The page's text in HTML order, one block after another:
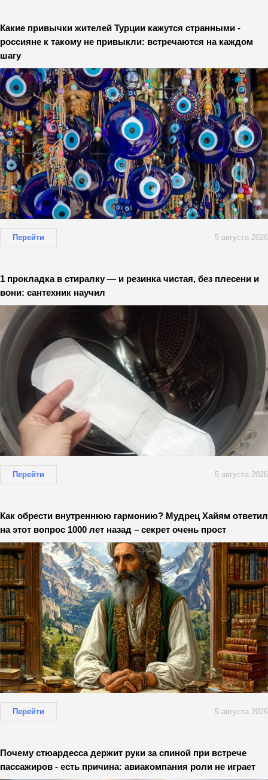
Какие привычки жителей Турции кажутся странными -
россияне к такому не привыкли: встречаются на каждом
шагу
Перейти 5 августа 2026
1 прокладка в стиралку — и резинка чистая, без плесени и
вони: сантехник научил
Перейти 5 августа 2026
Как обрести внутреннюю гармонию? Мудрец Хайям ответил
на этот вопрос 1000 лет назад – секрет очень прост
Перейти 5 августа 2026
Почему стюардесса держит руки за спиной при встрече
пассажиров - есть причина: авиакомпания роли не играет